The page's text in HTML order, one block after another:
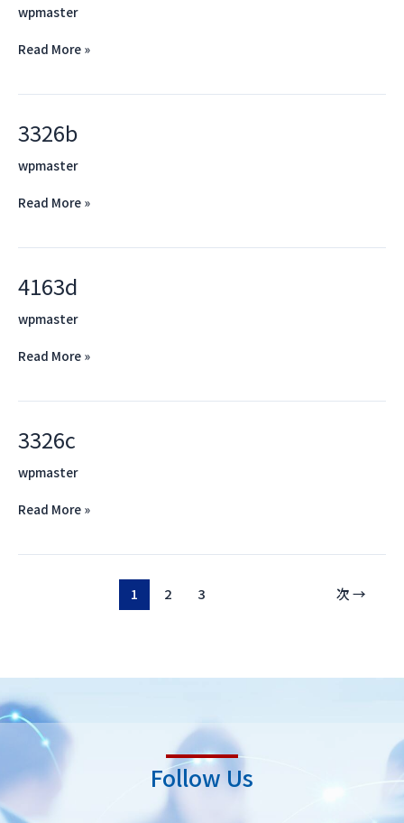
wpmaster
Read More »
3326b
wpmaster
3326b
Read More »
4163d
wpmaster
4163d
Read More »
3326c
wpmaster
3326c
Read More »
1 2 3 次→
Follow Us